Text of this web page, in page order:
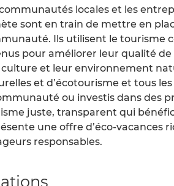
locales et les
sont en train de mettre en
Ils utilisent le tourisme
pour améliorer leur qualité
et leur environnement
et d’écotourisme et tous
ou investis dans des
juste, transparent qui
une offre d’éco-vacances
responsables.